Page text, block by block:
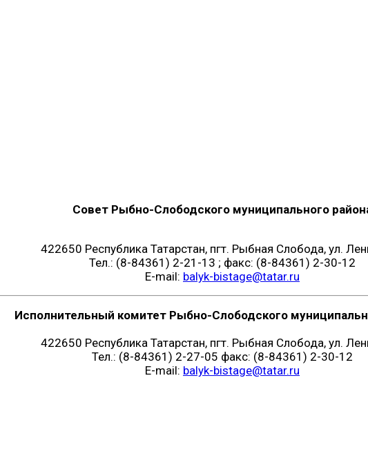
Совет Рыбно-Слободского муниципального
422650 Республика Татарстан, пгт. Рыбная Слобода, ул.
Тел.: (8-84361) 2-21-13 ; факс: (8-84361) 2-30-12
E-mail: balyk-bistage@tatar.ru
Исполнительный комитет Рыбно-Слободского
422650 Республика Татарстан, пгт. Рыбная Слобода, ул.
Тел.: (8-84361) 2-27-05 факс: (8-84361) 2-30-12
E-mail: balyk-bistage@tatar.ru